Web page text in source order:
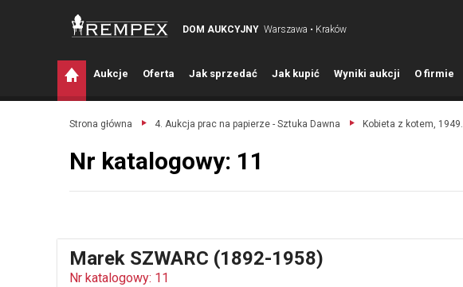
DOM AUKCYJNY Warszawa • Kraków
Aukcje Oferta Jak sprzedać Jak kupić Wyniki aukcji O firmie
Strona główna 4. Aukcja prac na papierze - Sztuka Dawna Kobieta z kotem, 1949.
Nr katalogowy: 11
Marek SZWARC (1892-1958)
Nr katalogowy: 11